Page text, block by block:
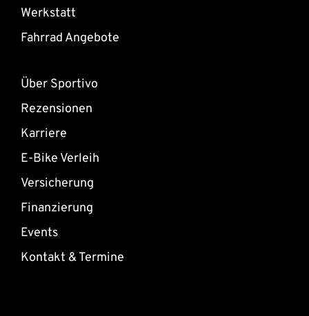
Werkstatt
Fahrrad Angebote
Über Sportivo
Rezensionen
Karriere
E-Bike Verleih
Versicherung
Finanzierung
Events
Kontakt & Termine